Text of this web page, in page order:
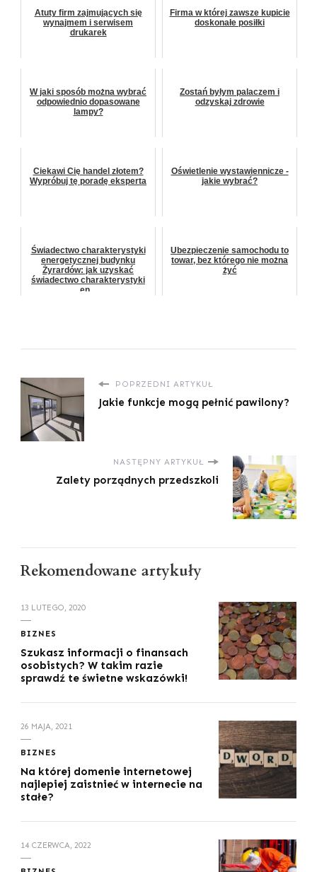
Atuty firm zajmujących się
wynajmem i serwisem
drukarek
Firma w której zawsze kupicie
doskonałe posiłki
W jaki sposób można wybrać
odpowiednio dopasowane
lampy?
Zostań byłym palaczem i
odzyskaj zdrowie
Ciekawi Cię handel złotem?
Wypróbuj tę poradę eksperta
Oświetlenie wystawiennicze -
jakie wybrać?
Świadectwo charakterystyki
energetycznej budynku
Żyrardów: jak uzyskać
świadectwo charakterystyki
en...
Ubezpieczenie samochodu to
towar, bez którego nie można
żyć
POPRZEDNI ARTYKUŁ
Jakie funkcje mogą pełnić pawilony?
NASTĘPNY ARTYKUŁ
Zalety porządnych przedszkoli
Rekomendowane artykuły
13 LUTEGO, 2020
BIZNES
Szukasz informacji o finansach
osobistych? W takim razie
sprawdź te świetne wskazówki!
26 MAJA, 2021
BIZNES
Na której domenie internetowej
najlepiej zaistnieć w internecie na
stałe?
14 CZERWCA, 2022